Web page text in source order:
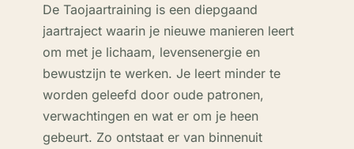
De Taojaartraining is een diepgaand
jaartraject waarin je nieuwe manieren leert
om met je lichaam, levensenergie en
bewustzijn te werken. Je leert minder te
worden geleefd door oude patronen,
verwachtingen en wat er om je heen
gebeurt. Zo ontstaat er van binnenuit